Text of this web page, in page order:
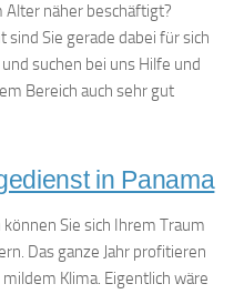
Alter näher beschäftigt?
sind Sie gerade dabei für sich
suchen bei uns Hilfe und
Bereich auch sehr gut
in Panama
können Sie sich Ihrem Traum
Das ganze Jahr profitieren
Klima. Eigentlich wäre